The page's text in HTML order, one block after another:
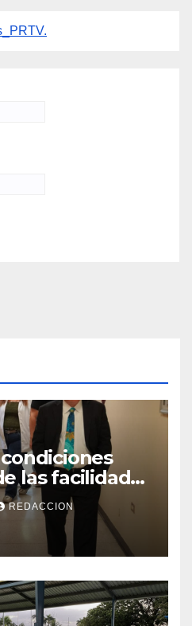
las facilidades
de la Salud
REDACCION